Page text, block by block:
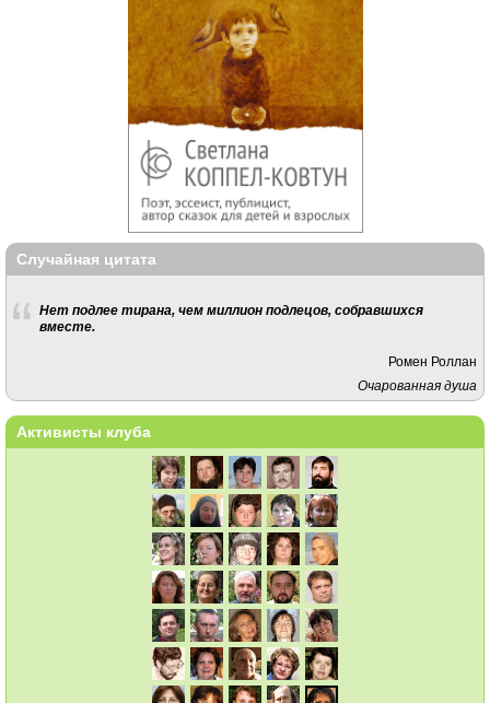
Случайная цитата
Нет подлее тирана, чем миллион подлецов, собравшихся
вместе.
Ромен Роллан
Очарованная душа
Активисты клуба